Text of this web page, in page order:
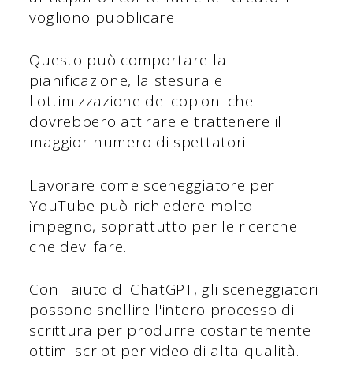
vogliono pubblicare.
Questo può comportare la
pianificazione, la stesura e
l'ottimizzazione dei copioni che
dovrebbero attirare e trattenere il
maggior numero di spettatori.
Lavorare come sceneggiatore per
YouTube può richiedere molto
impegno, soprattutto per le ricerche
che devi fare.
Con l'aiuto di ChatGPT, gli sceneggiatori
possono snellire l'intero processo di
scrittura per produrre costantemente
ottimi script per video di alta qualità.